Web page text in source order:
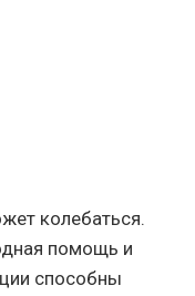
колебаться.
помощь и
способны